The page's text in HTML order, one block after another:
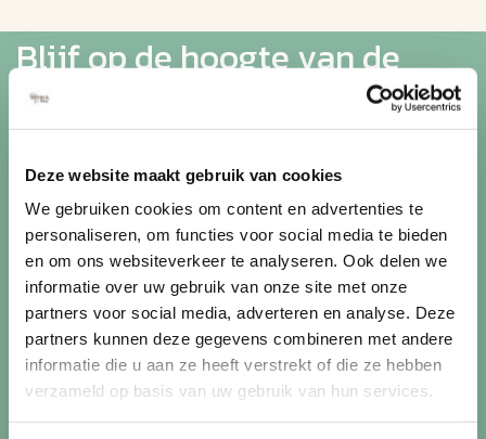
Deze website maakt gebruik van cookies
We gebruiken cookies om content en advertenties te
personaliseren, om functies voor social media te bieden
en om ons websiteverkeer te analyseren. Ook delen we
informatie over uw gebruik van onze site met onze
partners voor social media, adverteren en analyse. Deze
partners kunnen deze gegevens combineren met andere
informatie die u aan ze heeft verstrekt of die ze hebben
verzameld op basis van uw gebruik van hun services.
Blijf op de hoogte van de
mooiste reizen
Ontvang circa 1 maal per maand onze nieuwsbrief met de
laatste aanbiedingen. U kunt zich elk moment weer
uitschrijven via de afmeldlink in de nieuwsbrief.
Aanmelden
Lees in onsprivacybeleidhoe wij zorgvuldig omgaan met uw
gegevens.